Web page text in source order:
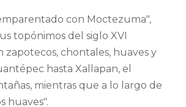
con Moctezuma",
topónimos del siglo XVI
chontales, huaves y
hasta Xallapan, el
mientras que a lo largo de
huaves".